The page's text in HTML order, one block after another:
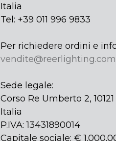
Italia
Tel: +39 011 996 9833
Per richiedere ordini e
vendite@reerlighting.com
Sede legale:
Corso Re Umberto 2,
Italia
P.IVA: 13431890014
Capitale sociale: €